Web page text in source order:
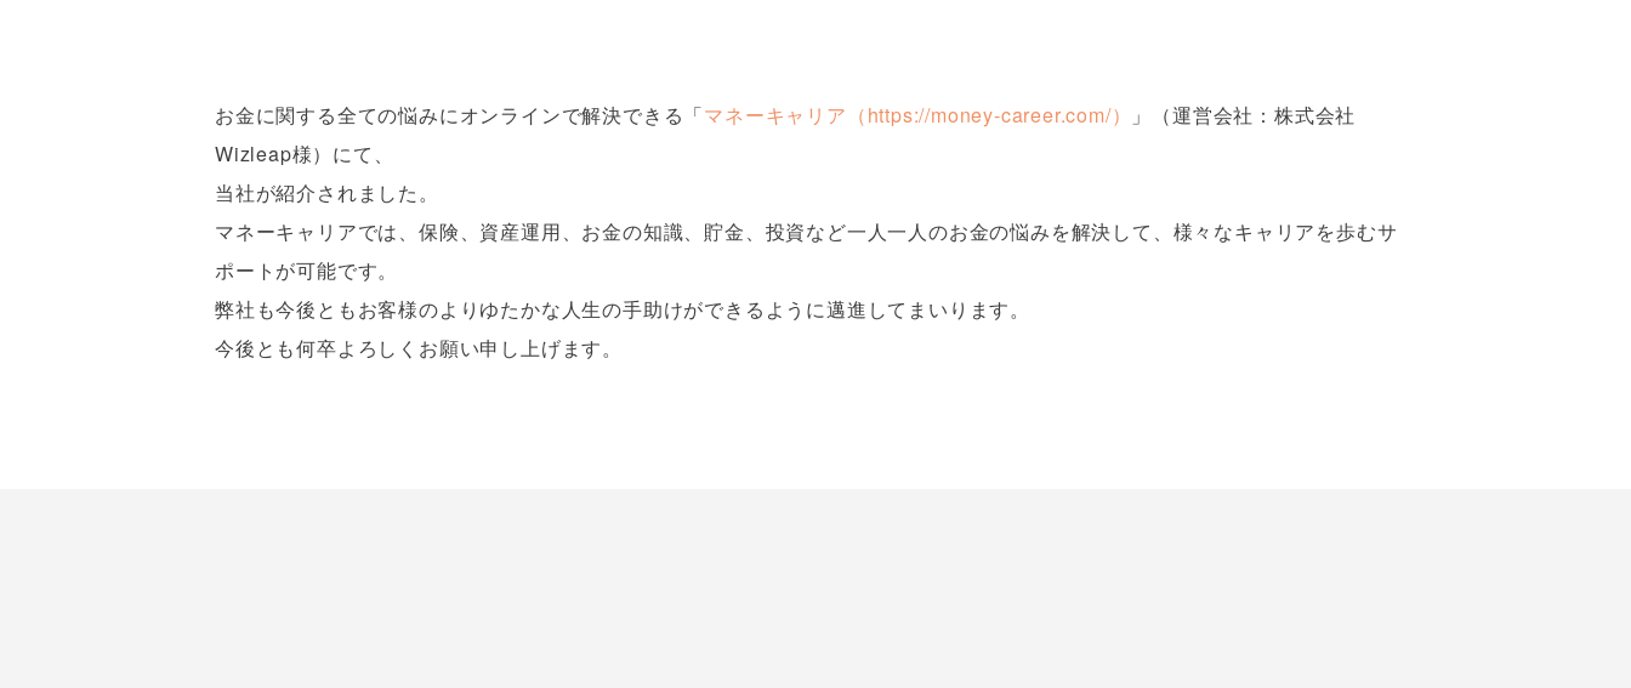
お金に関する全ての悩みにオンラインで解決できる「マネーキャリア（https://money-career.com/）
」（運営会社：株式会社
Wizleap様）にて、
当社が紹介されました。
マネーキャリアでは、保険、資産運用、お金の知識、貯金、投資など一人一人のお金の悩みを解決して、様々なキャリアを歩むサ
ポートが可能です。
弊社も今後ともお客様のよりゆたかな人生の手助けができるように邁進してまいります。
今後とも何卒よろしくお願い申し上げます。